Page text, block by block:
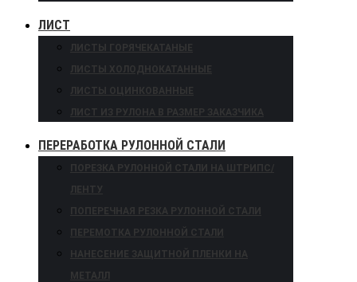
ЛИСТ
ЛИСТЫ ГОРЯЧЕКАТАНЫЕ
ЛИСТЫ ХОЛОДНОКАТАННЫЕ
ЛИСТЫ ОЦИНКОВАННЫЕ
ЛИСТ ИЗ РУЛОНА В РАЗМЕР ЗАКАЗЧИКА
ПЕРЕРАБОТКА РУЛОННОЙ СТАЛИ
ПОРЕЗКА РУЛОННОЙ СТАЛИ НА ШТРИПС/
ЛЕНТУ
ПОПЕРЕЧНАЯ РЕЗКА РУЛОННОЙ СТАЛИ
ПЕРЕМОТКА РУЛОННОЙ СТАЛИ
НАНЕСЕНИЕ ЗАЩИТНОЙ ПЛЕНКИ НА
МЕТАЛЛ